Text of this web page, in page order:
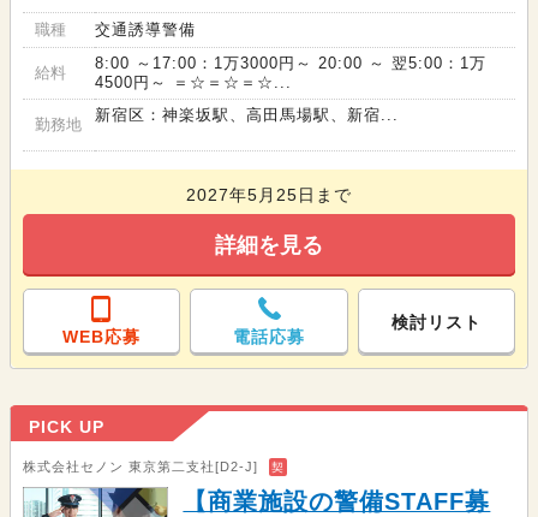
職種 交通誘導警備
給料
8:00 ～17:00：1万3000円～ 20:00 ～ 翌5:00：1万
4500円～ ＝☆＝☆＝☆...
勤務地
新宿区：神楽坂駅、高田馬場駅、新宿...
2027年5月25日まで
詳細を見る
WEB応募 電話応募
検討リスト
PICK UP
株式会社セノン 東京第二支社[D2-J] 契
【商業施設の警備STAFF募